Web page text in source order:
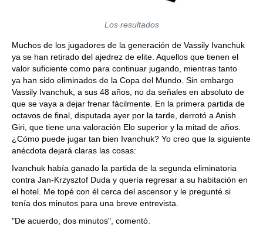
Los resultados
Muchos de los jugadores de la generación de Vassily Ivanchuk
ya se han retirado del ajedrez de elite. Aquellos que tienen el
valor suficiente como para continuar jugando, mientras tanto
ya han sido eliminados de la Copa del Mundo. Sin embargo
Vassily Ivanchuk, a sus 48 años, no da señales en absoluto de
que se vaya a dejar frenar fácilmente. En la primera partida de
octavos de final, disputada ayer por la tarde, derrotó a Anish
Giri, que tiene una valoración Elo superior y la mitad de años.
¿Cómo puede jugar tan bien Ivanchuk? Yo creo que la siguiente
anécdota dejará claras las cosas:
Ivanchuk había ganado la partida de la segunda eliminatoria
contra Jan-Krzysztof Duda y quería regresar a su habitación en
el hotel. Me topé con él cerca del ascensor y le pregunté si
tenía dos minutos para una breve entrevista.
"De acuerdo, dos minutos", comentó.